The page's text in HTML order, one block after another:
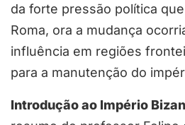
da forte pressão política
Roma, ora a mudança
influência em regiões
para a manutenção do
Introdução ao Império